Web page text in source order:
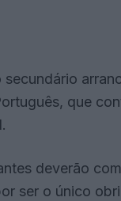
secundário
que
deverão
ser o único